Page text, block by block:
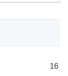
16